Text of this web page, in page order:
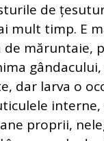
de
mult timp. E
măruntaie,
dar larva o
proprii,